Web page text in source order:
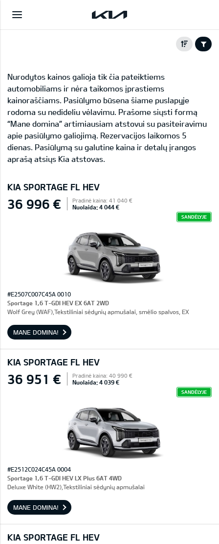
Nurodytos kainos galioja tik čia pateiktiems
automobiliams ir nėra taikomos įprastiems
kainoraščiams. Pasiūlymo būsena šiame puslapyje
rodoma su nedideliu vėlavimu. Prašome siųsti formą
“Mane domina” artimiausiam atstovui su pasiteiravimu
apie pasiūlymo galiojimą. Rezervacijos laikomos 5
dienas. Pasiūlymą su galutine kaina ir detalų įrangos
aprašą atsiųs Kia atstovas.
KIA SPORTAGE FL HEV
36 996 € Pradinė kaina: 41 040 €
Nuolaida: 4 044 €
SANDĖLYJE
#E2507C007C45A 0010
Sportage 1,6 T-GDI HEV EX 6AT 2WD
Wolf Grey (WAF),Tekstiliniai sėdynių apmušalai, smėlio spalvos, EX
MANE DOMINA!
KIA SPORTAGE FL HEV
36 951 € Pradinė kaina: 40 990 €
Nuolaida: 4 039 €
SANDĖLYJE
#E2512C024C45A 0004
Sportage 1,6 T-GDI HEV LX Plus 6AT 4WD
Deluxe White (HW2),Tekstiliniai sėdynių apmušalai
MANE DOMINA!
KIA SPORTAGE FL HEV